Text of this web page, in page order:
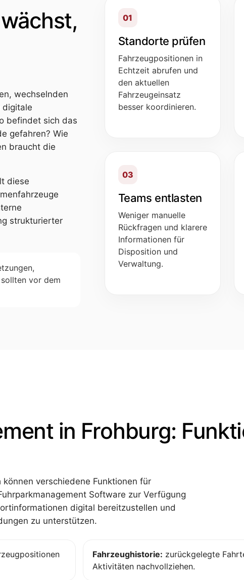
wechselnden
digitale
befindet sich das
gefahren? Wie
braucht die
diese
strukturierter
vor dem
01
Standorte prüfen
Fahrzeugpositionen in
Echtzeit abrufen und
den aktuellen
Fahrzeugeinsatz
besser koordinieren.
03
Teams entlasten
Weniger manuelle
Rückfragen und klarere
Informationen für
Disposition und
Verwaltung.
in Frohburg:
verschiedene Funktionen für
Software zur Verfügung
digital bereitzustellen und
zu unterstützen.
Fahrzeughistorie: zurückgelegte
Aktivitäten nachvollziehen.